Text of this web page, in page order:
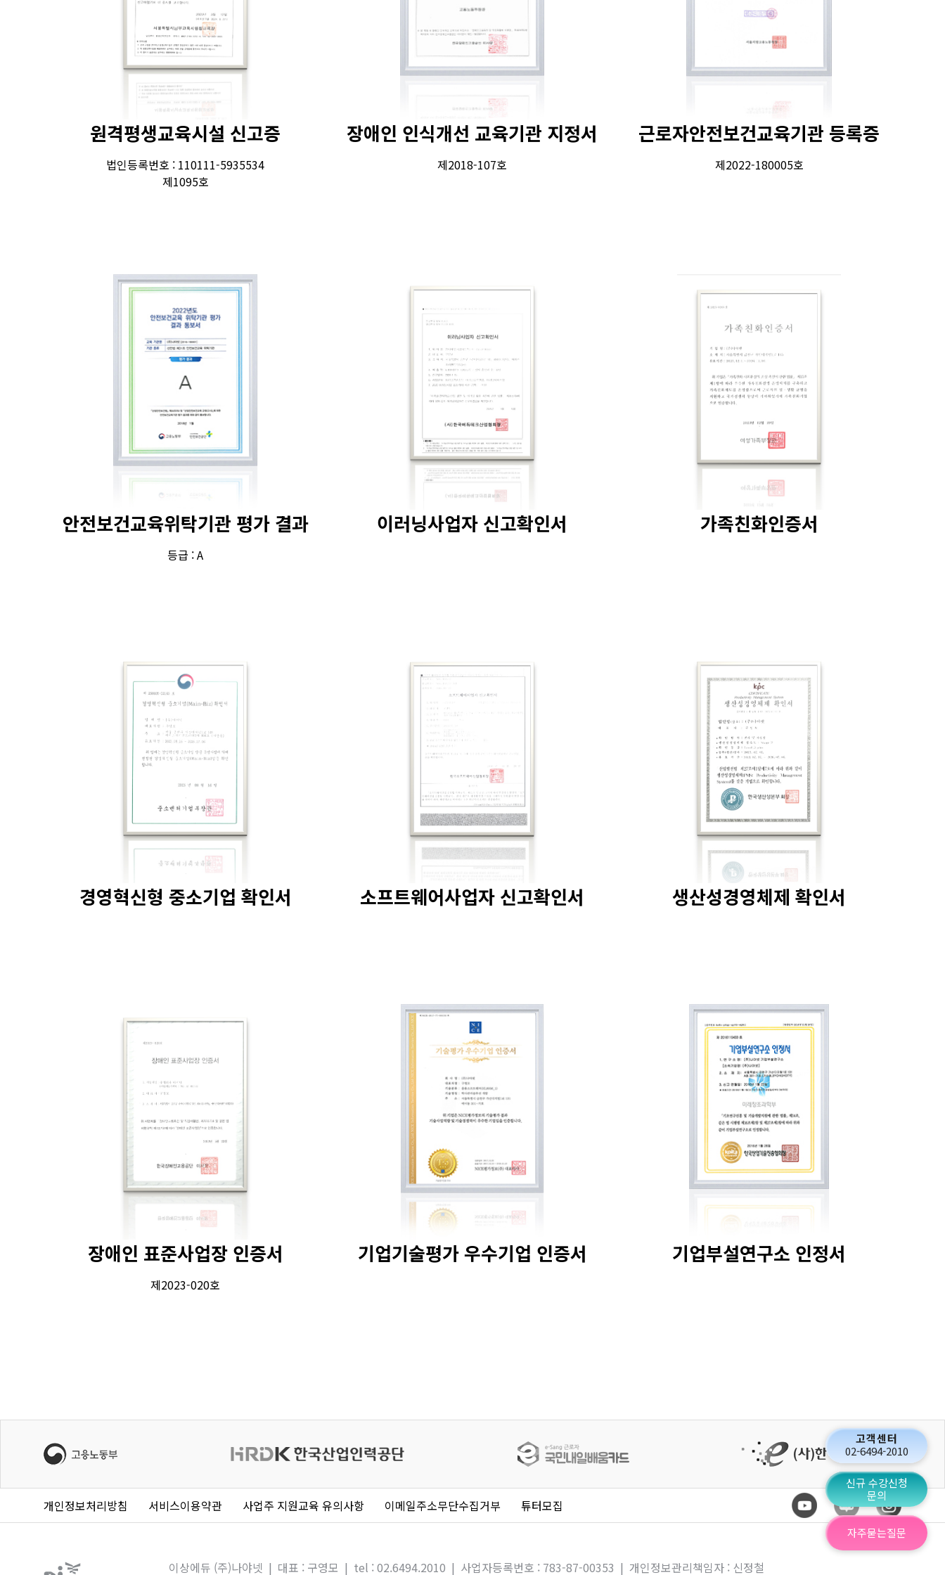
원격평생교육시설 신고증
법인등록번호 : 110111-5935534
제1095호
장애인 인식개선 교육기관 지정서
제2018-107호
근로자안전보건교육기관 등록증
제2022-180005호
안전보건교육위탁기관 평가 결과
등급 : A
이러닝사업자 신고확인서 가족친화인증서
경영혁신형 중소기업 확인서 소프트웨어사업자 신고확인서 생산성경영체제 확인서
장애인 표준사업장 인증서
제2023-020호
기업기술평가 우수기업 인증서 기업부설연구소 인정서
개인정보처리방침 서비스이용약관 사업주 지원교육 유의사항 이메일주소무단수집거부 튜터모집
이상에듀 (주)나야넷 | 대표 : 구영모 | tel : 02.6494.2010 | 사업자등록번호 : 783-87-00353 | 개인정보관리책임자 : 신정철
고객센터
02-6494-2010
신규 수강신청
문의
자주묻는질문